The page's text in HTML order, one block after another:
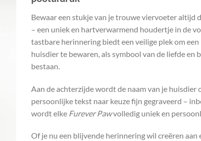
Bewaar een stukje van je trouwe viervoeter altijd
– een uniek en hartverwarmend houdertje in de
tastbare herinnering biedt een veilige plek om een
huisdier te bewaren, als symbool van de liefde
bestaan.
Aan de achterzijde wordt de naam van je huisdier
persoonlijke tekst naar keuze fijn gegraveerd –
wordt elke Furever Pawvolledig uniek en
Of je nu een blijvende herinnering wil creëren aan